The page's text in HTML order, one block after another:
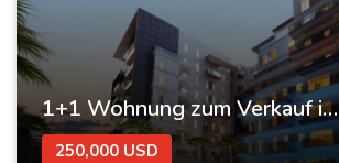
1+1 Wohnung zum Verkauf im „Tenora“-Komplex in Dubai
250,000 USD